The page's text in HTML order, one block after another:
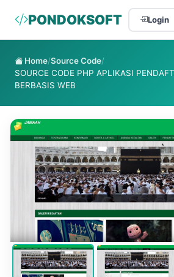
PONDOKSOFT Login
Home/Source Code/
SOURCE CODE PHP APLIKASI
BERBASIS WEB